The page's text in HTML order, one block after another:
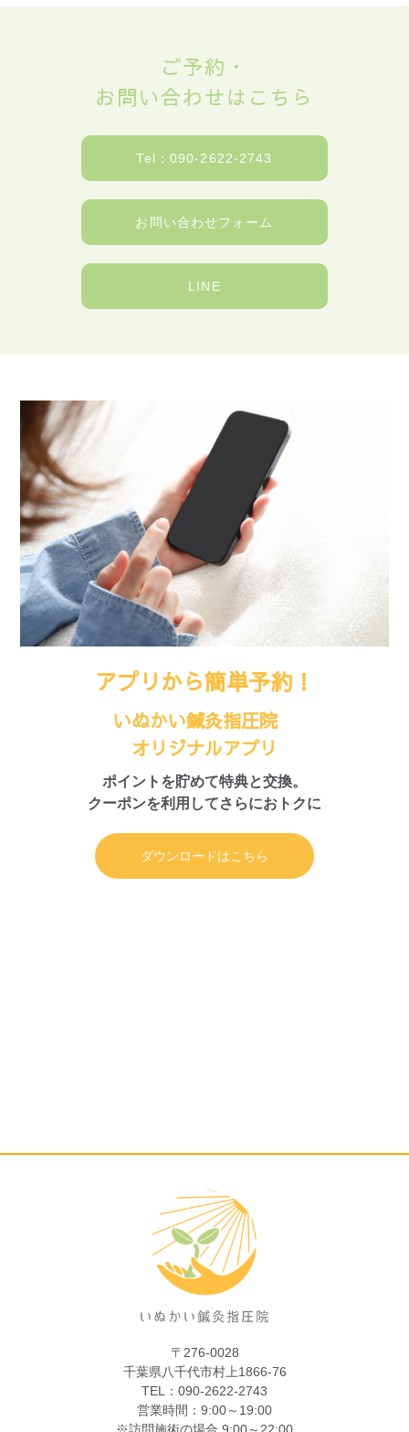
ご予約・
お問い合わせはこちら
Tel：090-2622-2743
お問い合わせフォーム
LINE
アプリから簡単予約！
いぬかい鍼灸指圧院
オリジナルアプリ
ポイントを貯めて特典と交換。
クーポンを利用してさらにおトクに
ダウンロードはこちら
〒276-0028
千葉県八千代市村上1866-76
TEL：090-2622-2743
営業時間：9:00～19:00